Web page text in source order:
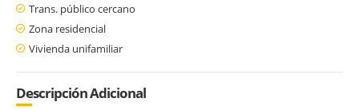
Trans. público cercano
Zona residencial
Vivienda unifamiliar
Descripción Adicional